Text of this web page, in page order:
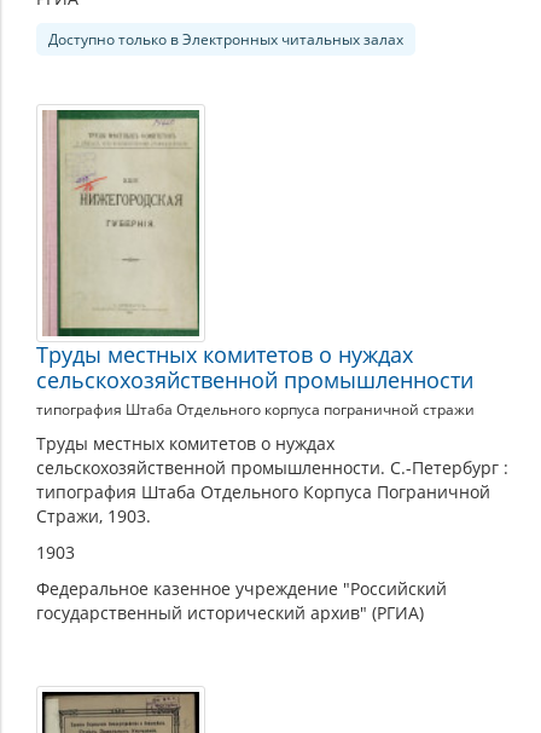
Доступно только в Электронных читальных залах
Труды местных комитетов о нуждах
сельскохозяйственной промышленности
типография Штаба Отдельного корпуса пограничной стражи
Труды местных комитетов о нуждах
сельскохозяйственной промышленности. С.-Петербург :
типография Штаба Отдельного Корпуса Пограничной
Стражи, 1903.
1903
Федеральное казенное учреждение "Российский
государственный исторический архив" (РГИА)